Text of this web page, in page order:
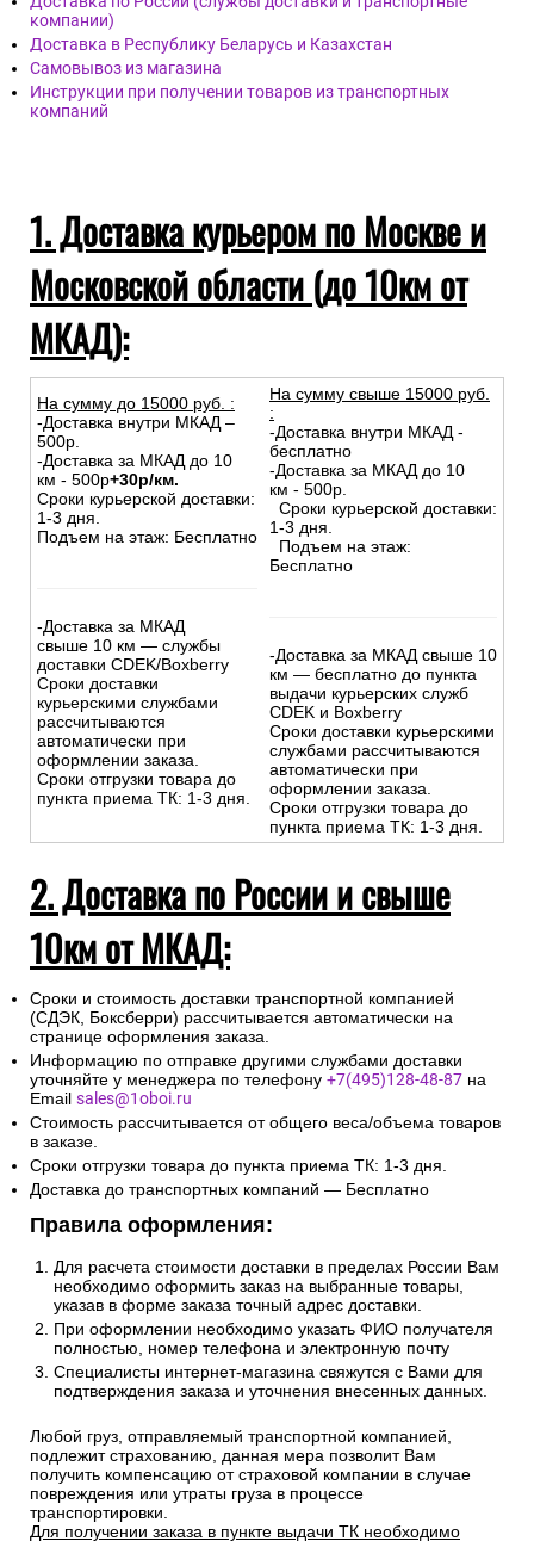
компании)
Доставка в Республику Беларусь и Казахстан
Самовывоз из магазина
Инструкции при получении товаров из транспортных
компаний
1. Доставка курьером по Москве и
Московской области (до 10км от
МКАД):
На сумму до 15000 руб. :
-Доставка внутри МКАД –
500р.
-Доставка за МКАД до 10
км - 500р+30р/км.
Сроки курьерской доставки:
1-3 дня.
Подъем на этаж: Бесплатно
-Доставка за МКАД
свыше 10 км — службы
доставки CDEK/Boxberry
Сроки доставки
курьерскими службами
рассчитываются
автоматически при
оформлении заказа.
Сроки отгрузки товара до
пункта приема ТК: 1-3 дня.
На сумму свыше 15000 руб.
:
-Доставка внутри МКАД -
бесплатно
-Доставка за МКАД до 10
км - 500р.
Сроки курьерской доставки:
1-3 дня.
Подъем на этаж:
Бесплатно
-Доставка за МКАД свыше 10
км — бесплатно до пункта
выдачи курьерских служб
CDEK и Boxberry
Сроки доставки курьерскими
службами рассчитываются
автоматически при
оформлении заказа.
Сроки отгрузки товара до
пункта приема ТК: 1-3 дня.
2. Доставка по России и свыше
10км от МКАД:
Сроки и стоимость доставки транспортной компанией
(СДЭК, Боксберри) рассчитывается автоматически на
странице оформления заказа.
Информацию по отправке другими службами доставки
уточняйте у менеджера по телефону +7(495)128-48-87 на
Email sales@1oboi.ru
Стоимость рассчитывается от общего веса/объема товаров
в заказе.
Сроки отгрузки товара до пункта приема ТК: 1-3 дня.
Доставка до транспортных компаний — Бесплатно
Правила оформления:
Для расчета стоимости доставки в пределах России Вам
необходимо оформить заказ на выбранные товары,
указав в форме заказа точный адрес доставки.
При оформлении необходимо указать ФИО получателя
полностью, номер телефона и электронную почту
Специалисты интернет-магазина свяжутся с Вами для
подтверждения заказа и уточнения внесенных данных.
Любой груз, отправляемый транспортной компанией,
подлежит страхованию, данная мера позволит Вам
получить компенсацию от страховой компании в случае
повреждения или утраты груза в процессе
транспортировки.
Для получении заказа в пункте выдачи ТК необходимо